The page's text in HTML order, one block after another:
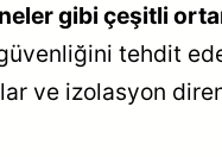
gibi çeşitli
tehdit
ve izolasyon